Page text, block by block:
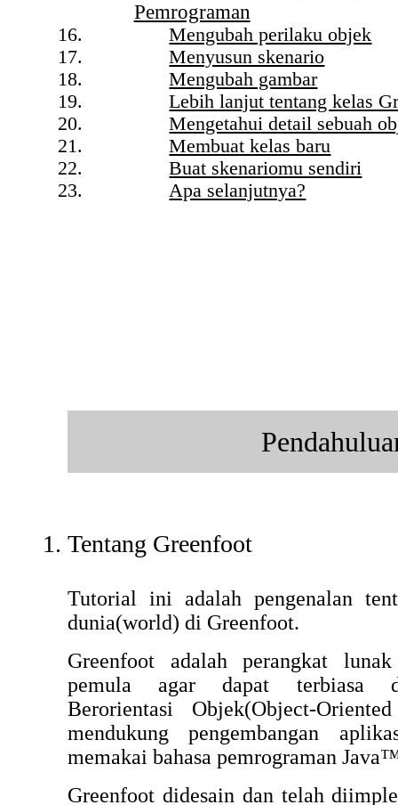
Pemrograman
Mengubah perilaku objek
Menyusun skenario
Mengubah gambar
Lebih lanjut tentang kelas
Mengetahui detail sebuah
Membuat kelas baru
Buat skenariomu sendiri
Apa selanjutnya?
Tentang Greenfoot
Tutorial ini adalah pengenalan
dunia(world) di Greenfoot.
Greenfoot adalah perangkat
pemula agar dapat terbiasa
Berorientasi Objek(Object-
mendukung pengembangan
memakai bahasa pemrograman
Greenfoot didesain dan telah